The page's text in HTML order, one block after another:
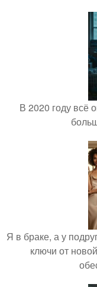
В 2020 году всё
Я в браке, а у
ключи от